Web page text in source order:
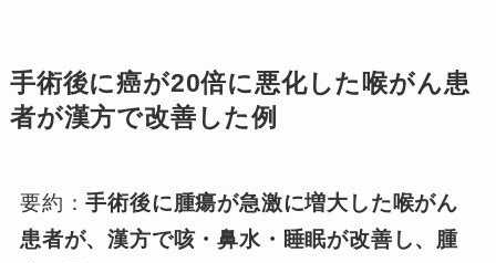
手術後に癌が20倍に悪化した喉がん患
者が漢方で改善した例
要約：手術後に腫瘍が急激に増大した喉がん
患者が、漢方で咳・鼻水・睡眠が改善し、腫